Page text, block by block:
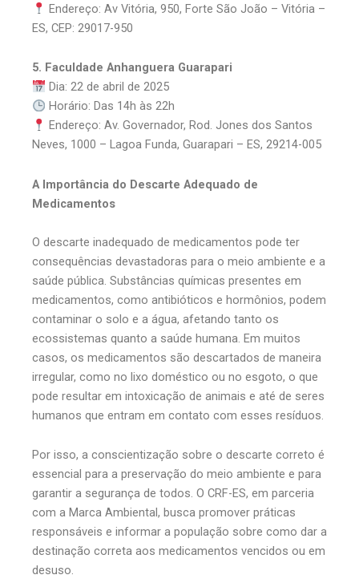
Endereço: Av Vitória, 950, Forte São João – Vitória –
ES, CEP: 29017-950
5. Faculdade Anhanguera Guarapari
Dia: 22 de abril de 2025
Horário: Das 14h às 22h
Endereço: Av. Governador, Rod. Jones dos Santos
Neves, 1000 – Lagoa Funda, Guarapari – ES, 29214-005
A Importância do Descarte Adequado de
Medicamentos
O descarte inadequado de medicamentos pode ter
consequências devastadoras para o meio ambiente e a
saúde pública. Substâncias químicas presentes em
medicamentos, como antibióticos e hormônios, podem
contaminar o solo e a água, afetando tanto os
ecossistemas quanto a saúde humana. Em muitos
casos, os medicamentos são descartados de maneira
irregular, como no lixo doméstico ou no esgoto, o que
pode resultar em intoxicação de animais e até de seres
humanos que entram em contato com esses resíduos.
Por isso, a conscientização sobre o descarte correto é
essencial para a preservação do meio ambiente e para
garantir a segurança de todos. O CRF-ES, em parceria
com a Marca Ambiental, busca promover práticas
responsáveis e informar a população sobre como dar a
destinação correta aos medicamentos vencidos ou em
desuso.